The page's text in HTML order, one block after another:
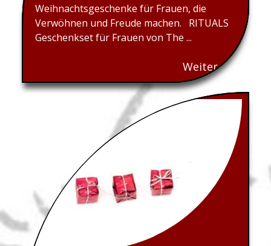
Weihnachtsgeschenke für Frauen, die
Verwöhnen und Freude machen. RITUALS
Geschenkset für Frauen von The ...
Weiter...